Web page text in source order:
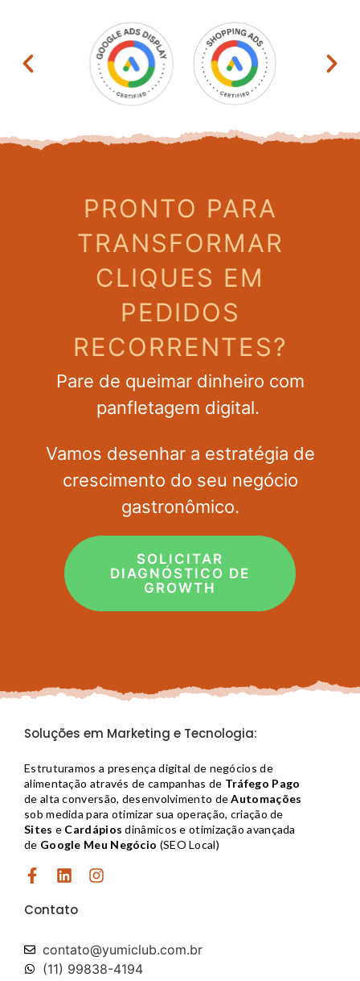
PRONTO PARA
TRANSFORMAR
CLIQUES EM
PEDIDOS
RECORRENTES?
Pare de queimar dinheiro com
panfletagem digital.
Vamos desenhar a estratégia de
crescimento do seu negócio
gastronômico.
SOLICITAR
DIAGNÓSTICO DE
GROWTH
Soluções em Marketing e Tecnologia:
Estruturamos a presença digital de negócios de
alimentação através de campanhas de Tráfego Pago
de alta conversão, desenvolvimento deAutomações
sob medida para otimizar sua operação, criação de
Sites e Cardápios dinâmicos e otimização avançada
de Google Meu Negócio (SEO Local)
Contato
contato@yumiclub.com.br​
(11) 99838-4194